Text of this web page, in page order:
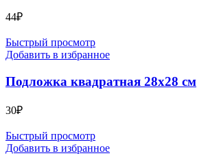
44₽
Быстрый просмотр
Добавить в избранное
Подложка квадратная 28х28 см
30₽
Быстрый просмотр
Добавить в избранное